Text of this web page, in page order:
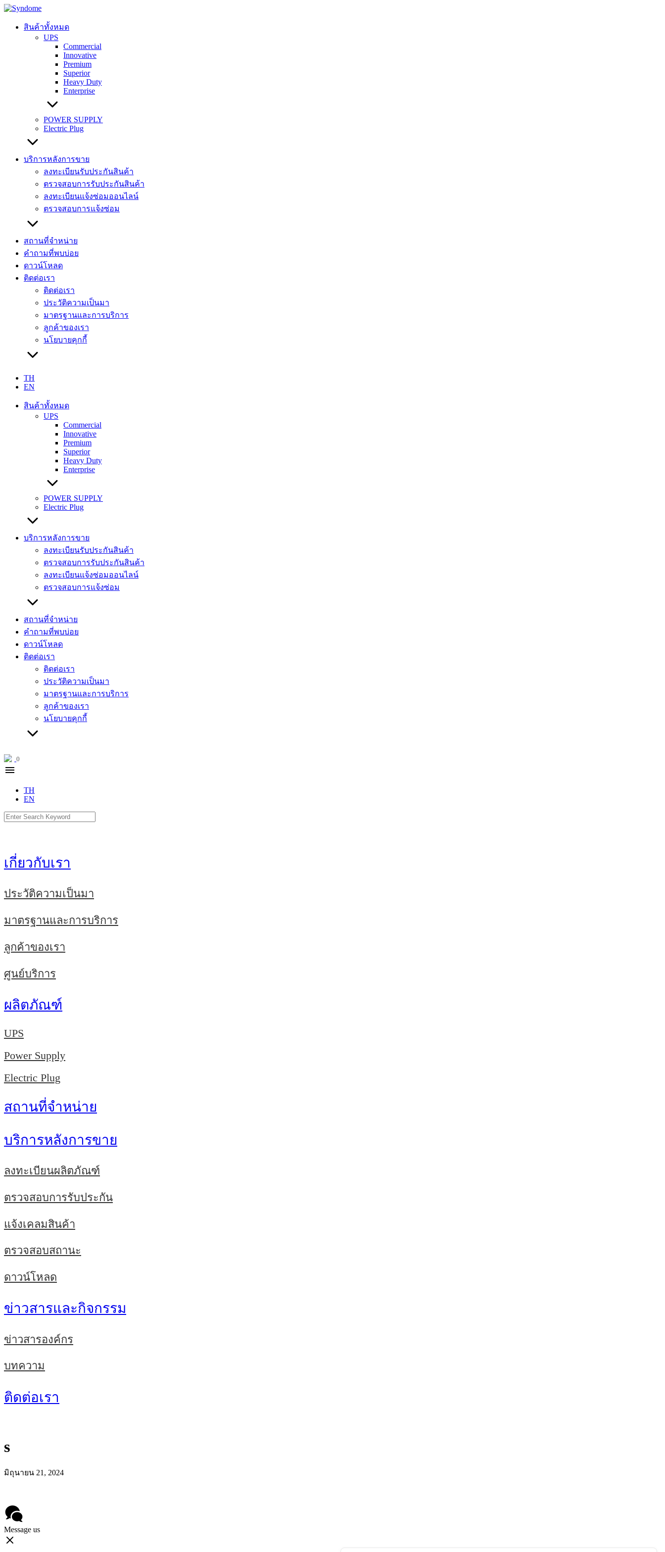
Skip
contentสินค้าทั้งหมด
UPS
Commercial
Innovative
Premium
Superior
Heavy Duty
Enterprise
POWER SUPPLY
Electric Plug
บริการหลังการขาย
ลงทะเบียนรับประกันสินค้า
ตรวจสอบการรับประกันสินค้า
ลงทะเบียนแจ้งซ่อมออนไลน์
ตรวจสอบการแจ้งซ่อม
สถานที่จำหน่าย
คำถามที่พบบ่อย
ดาวน์โหลด
ติดต่อเรา
ติดต่อเรา
ประวัติความเป็นมา
มาตรฐานและการบริการ
ลูกค้าของเรา
นโยบายคุกกี้
TH
EN
สินค้าทั้งหมด
UPS
Commercial
Innovative
Premium
Superior
Heavy Duty
Enterprise
POWER SUPPLY
Electric Plug
บริการหลังการขาย
ลงทะเบียนรับประกันสินค้า
ตรวจสอบการรับประกันสินค้า
ลงทะเบียนแจ้งซ่อมออนไลน์
ตรวจสอบการแจ้งซ่อม
สถานที่จำหน่าย
คำถามที่พบบ่อย
ดาวน์โหลด
ติดต่อเรา
ติดต่อเรา
ประวัติความเป็นมา
มาตรฐานและการบริการ
ลูกค้าของเรา
นโยบายคุกกี้
0
menu
TH
EN
Search
for:
เกี่ยวกับเรา
ประวัติความเป็นมา
มาตรฐานและการบริการ
ลูกค้าของเรา
ศูนย์บริการ
ผลิตภัณฑ์
UPS
Power Supply
Electric Plug
สถานที่จำหน่าย
บริการหลังการขาย
ลงทะเบียนผลิตภัณฑ์
ตรวจสอบการรับประกัน
แจ้งเคลมสินค้า
ตรวจสอบสถานะ
ดาวน์โหลด
ข่าวสารและกิจกรรม
ข่าวสารองค์กร
บทความ
ติดต่อเรา
s
มิถุนายน 21, 2024
Message us